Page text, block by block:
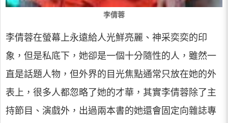
李倩蓉
李倩蓉在螢幕上永遠給人光鮮亮麗、神采奕奕的印
象，但是私底下，她卻是一個十分隨性的人，雖然一
直是話題人物，但外界的目光焦點通常只放在她的外
表上，很多人都忽略了她的才華，其實李倩蓉除了主
持節目、演戲外，出過兩本書的她還會固定向雜誌專